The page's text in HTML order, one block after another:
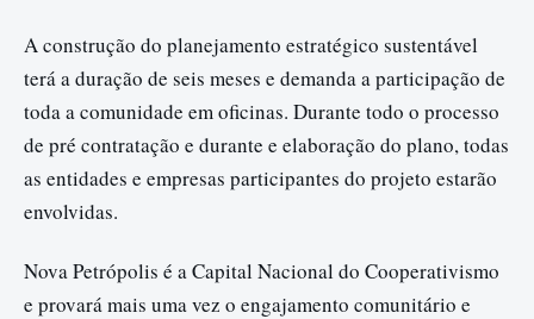
A construção do planejamento estratégico sustentável
terá a duração de seis meses e demanda a participação de
toda a comunidade em oficinas. Durante todo o processo
de pré contratação e durante e elaboração do plano, todas
as entidades e empresas participantes do projeto estarão
envolvidas.
Nova Petrópolis é a Capital Nacional do Cooperativismo
e provará mais uma vez o engajamento comunitário e